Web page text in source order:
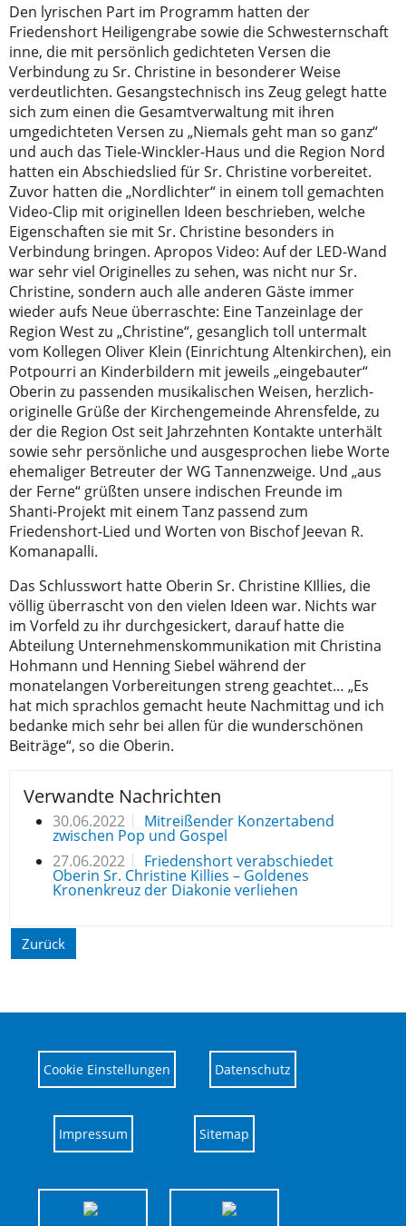
Den lyrischen Part im Programm hatten der
Friedenshort Heiligengrabe sowie die Schwesternschaft
inne, die mit persönlich gedichteten Versen die
Verbindung zu Sr. Christine in besonderer Weise
verdeutlichten. Gesangstechnisch ins Zeug gelegt hatte
sich zum einen die Gesamtverwaltung mit ihren
umgedichteten Versen zu „Niemals geht man so ganz“
und auch das Tiele-Winckler-Haus und die Region Nord
hatten ein Abschiedslied für Sr. Christine vorbereitet.
Zuvor hatten die „Nordlichter“ in einem toll gemachten
Video-Clip mit originellen Ideen beschrieben, welche
Eigenschaften sie mit Sr. Christine besonders in
Verbindung bringen. Apropos Video: Auf der LED-Wand
war sehr viel Originelles zu sehen, was nicht nur Sr.
Christine, sondern auch alle anderen Gäste immer
wieder aufs Neue überraschte: Eine Tanzeinlage der
Region West zu „Christine“, gesanglich toll untermalt
vom Kollegen Oliver Klein (Einrichtung Altenkirchen), ein
Potpourri an Kinderbildern mit jeweils „eingebauter“
Oberin zu passenden musikalischen Weisen, herzlich-
originelle Grüße der Kirchengemeinde Ahrensfelde, zu
der die Region Ost seit Jahrzehnten Kontakte unterhält
sowie sehr persönliche und ausgesprochen liebe Worte
ehemaliger Betreuter der WG Tannenzweige. Und „aus
der Ferne“ grüßten unsere indischen Freunde im
Shanti-Projekt mit einem Tanz passend zum
Friedenshort-Lied und Worten von Bischof Jeevan R.
Komanapalli.
Das Schlusswort hatte Oberin Sr. Christine KIllies, die
völlig überrascht von den vielen Ideen war. Nichts war
im Vorfeld zu ihr durchgesickert, darauf hatte die
Abteilung Unternehmenskommunikation mit Christina
Hohmann und Henning Siebel während der
monatelangen Vorbereitungen streng geachtet… „Es
hat mich sprachlos gemacht heute Nachmittag und ich
bedanke mich sehr bei allen für die wunderschönen
Beiträge“, so die Oberin.
Verwandte Nachrichten
30.06.2022 Mitreißender Konzertabend
zwischen Pop und Gospel
27.06.2022
Friedenshort verabschiedet
Oberin Sr. Christine Killies – Goldenes
Kronenkreuz der Diakonie verliehen
Zurück
Cookie Einstellungen Datenschutz
Impressum Sitemap